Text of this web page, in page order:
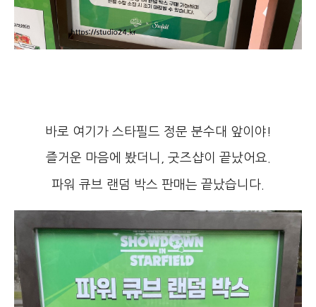
바로 여기가 스타필드 정문 분수대 앞이야!
즐거운 마음에 봤더니, 굿즈샵이 끝났어요.
파워 큐브 랜덤 박스 판매는 끝났습니다.